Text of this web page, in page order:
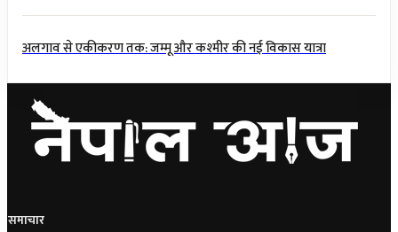
अलगाव से एकीकरण तक: जम्मू और कश्मीर की नई विकास यात्रा
समाचार